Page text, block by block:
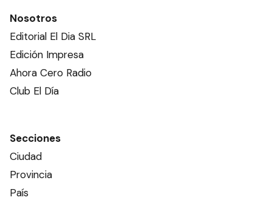
Nosotros
Editorial El Dia SRL
Edición Impresa
Ahora Cero Radio
Club El Día
Secciones
Ciudad
Provincia
País